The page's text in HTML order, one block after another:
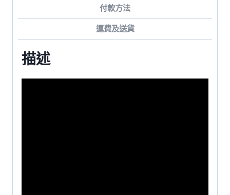
數
付款方法
運費及送貨
描述